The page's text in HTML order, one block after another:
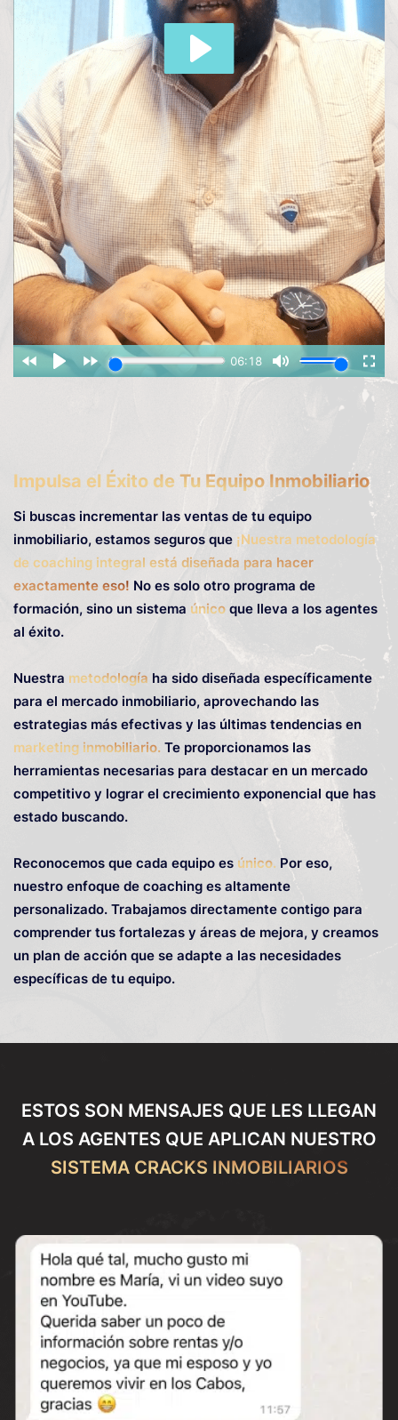
Impulsa el Éxito de Tu Equipo Inmobiliario
Si buscas incrementar las ventas de tu equipo
inmobiliario, estamos seguros que ¡Nuestra metodología
de coaching integral está diseñada para hacer
exactamente eso! No es solo otro programa de
formación, sino un sistema único que lleva a los agentes
al éxito.
Nuestra metodología ha sido diseñada específicamente
para el mercado inmobiliario, aprovechando las
estrategias más efectivas y las últimas tendencias en
marketing inmobiliario. Te proporcionamos las
herramientas necesarias para destacar en un mercado
competitivo y lograr el crecimiento exponencial que has
estado buscando.
Reconocemos que cada equipo es único. Por eso,
nuestro enfoque de coaching es altamente
personalizado. Trabajamos directamente contigo para
comprender tus fortalezas y áreas de mejora, y creamos
un plan de acción que se adapte a las necesidades
específicas de tu equipo.
ESTOS SON MENSAJES QUE LES LLEGAN
A LOS AGENTES QUE APLICAN NUESTRO
SISTEMA CRACKS INMOBILIARIOS